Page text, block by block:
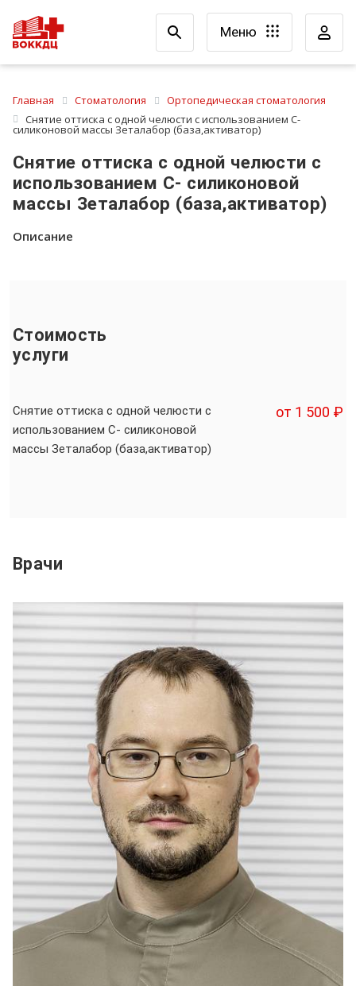
Меню
Главная Стоматология
Ортопедическая стоматология
Снятие оттиска с одной челюсти с использованием С-
силиконовой массы Зеталабор (база,активатор)
Снятие оттиска с одной челюсти с
использованием С- силиконовой
массы Зеталабор (база,активатор)
Описание
Стоимость
услуги
Снятие оттиска с одной челюсти с
использованием С- силиконовой
массы Зеталабор (база,активатор)
от 1 500 ₽
Врачи